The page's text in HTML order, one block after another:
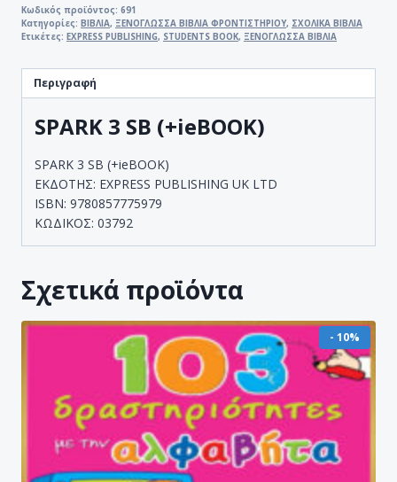
(+ieBOOK)
ποσότητα
Κωδικός προϊόντος: 691
Κατηγορίες: ΒΙΒΛΙΑ, ΞΕΝΟΓΛΩΣΣΑ ΒΙΒΛΙΑ ΦΡΟΝΤΙΣΤΗΡΙΟΥ, ΣΧΟΛΙΚΑ ΒΙΒΛΙΑ
Ετικέτες: EXPRESS PUBLISHING, STUDENTS BOOK, ΞΕΝΟΓΛΩΣΣΑ ΒΙΒΛΙΑ
Περιγραφή
SPARK 3 SB (+ieBOOK)
SPARK 3 SB (+ieBOOK)
ΕΚΔΟΤΗΣ: EXPRESS PUBLISHING UK LTD
ISBN: 9780857775979
ΚΩΔΙΚΟΣ: 03792
Σχετικά προϊόντα
- 10%